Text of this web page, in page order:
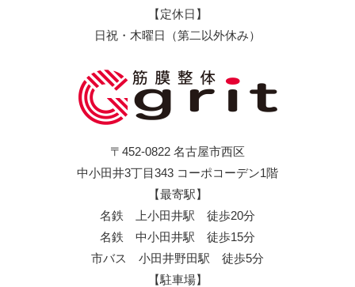
【定休日】
日祝・木曜日（第二以外休み）
〒452-0822 名古屋市西区
中小田井3丁目343 コーポコーデン1階
【最寄駅】
名鉄 上小田井駅 徒歩20分
名鉄 中小田井駅 徒歩15分
市バス 小田井野田駅 徒歩5分
【駐車場】